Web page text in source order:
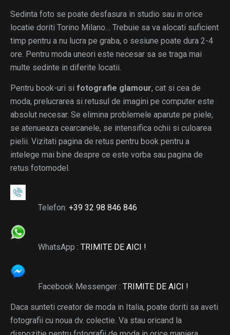
Sedinta foto se poate desfasura in studio sau in orice
locatie doriti Torino Milano… Trebuie sa va alocati suficient
timp pentru a nu lucra pe graba, o sesiune poate dura 2-4
ore. Pentru moda uneori este necesar sa se traga mai
multe sedinte in diferite locatii.
Pentru book-uri si fotografie glamour, cat si cea de
moda, prelucrarea si retusul de imagini pe computer este
absolut necesar. Se elimina problemele aparute pe piele,
se atenueaza cearcanele, se intensifica ochii si culoarea
pielii. Vizitati pagina de retus pentru book pentru a
intelege mai bine despre ce este vorba sau pagina de
retus fotomodel.
Telefon: +39 32 98 846 846
WhatsApp : TRIMITE DE AICI !
Facebook Messenger : TRIMITE DE AICI !
Daca sunteti creator de moda in Italia, poate doriti sa aveti
fotografii cu noua dv. colectie. Va stau oricand la